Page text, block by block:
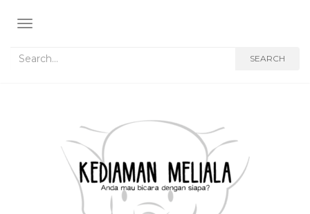
TOGGLE NAVIGATION
Search for: SEARCH